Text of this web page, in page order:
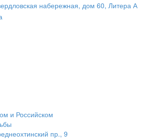
набережная, дом 60, Литера А
и Российском
пр., 9